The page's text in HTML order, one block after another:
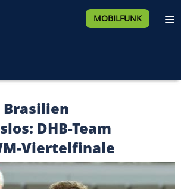
MOBILFUNK
Brasilien
DHB-Team
Viertelfinale